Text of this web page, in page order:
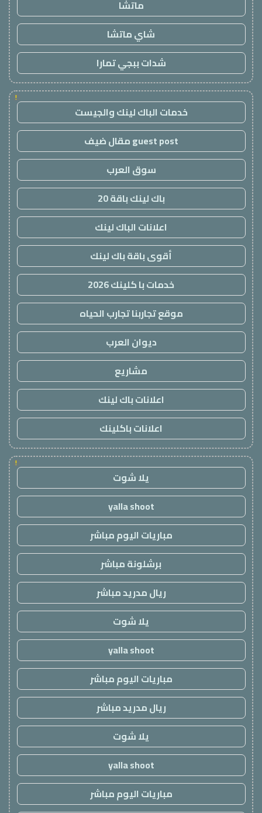
ماتشا
شاي ماتشا
شدات ببجي تمارا
!
خدمات الباك لينك والجيست
guest post مقال ضيف
سوق العرب
باك لينك باقة 20
اعلانات الباك لينك
أقوى باقة باك لينك
خدمات با كلينك 2026
موقع تجاربنا تجارب الحياه
ديوان العرب
مشاريع
اعلانات باك لينك
اعلانات باكلينك
!
يلا شوت
yalla shoot
مباريات اليوم مباشر
برشلونة مباشر
ريال مدريد مباشر
يلا شوت
yalla shoot
مباريات اليوم مباشر
ريال مدريد مباشر
يلا شوت
yalla shoot
مباريات اليوم مباشر